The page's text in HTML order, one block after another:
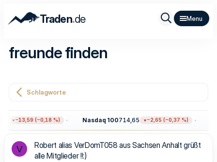
Traden.de
freunde finden
Schlagworte
−13,59 (−0,18 %) Nasdaq 100714,65 −2,65 (−0,37 %)
V
Robert alias VerDomT058 aus Sachsen Anhalt grüßt
alle Mitglieder !!:)